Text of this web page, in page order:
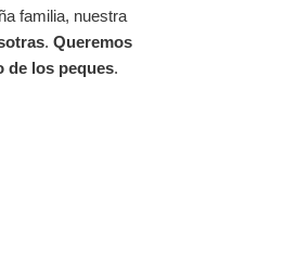
familia, nuestra
. Queremos
de los peques.